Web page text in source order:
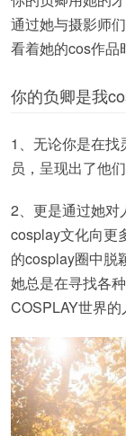
通过她与摄影师
看着她的cos作品
你的负卿是我
1、无论你是在找
员，呈现出了他
2、更是通过她对
cosplay文化向更
的cosplay圈中脱
她总是在寻找各
COSPLAY世界的